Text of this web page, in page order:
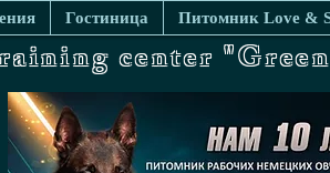
Гостиница Питомник Love &
center